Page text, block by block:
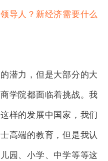
导人？新经济需要什么
力，但是大部分的大
学院都面临着挑战。我
样的发展中国家，我们
高端的教育，但是我认
园、小学、中学等等这